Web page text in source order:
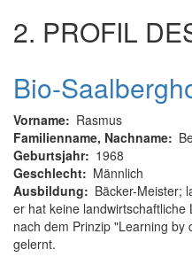
2. PROFIL
Bio-
Vorname
Rasmus
Familienname, Nachname
Geburtsjahr
1968
Geschlecht
Männlich
Ausbildung
Bäcker-Meister;
er hat keine
nach dem Prinzip "Learning by
gelernt.